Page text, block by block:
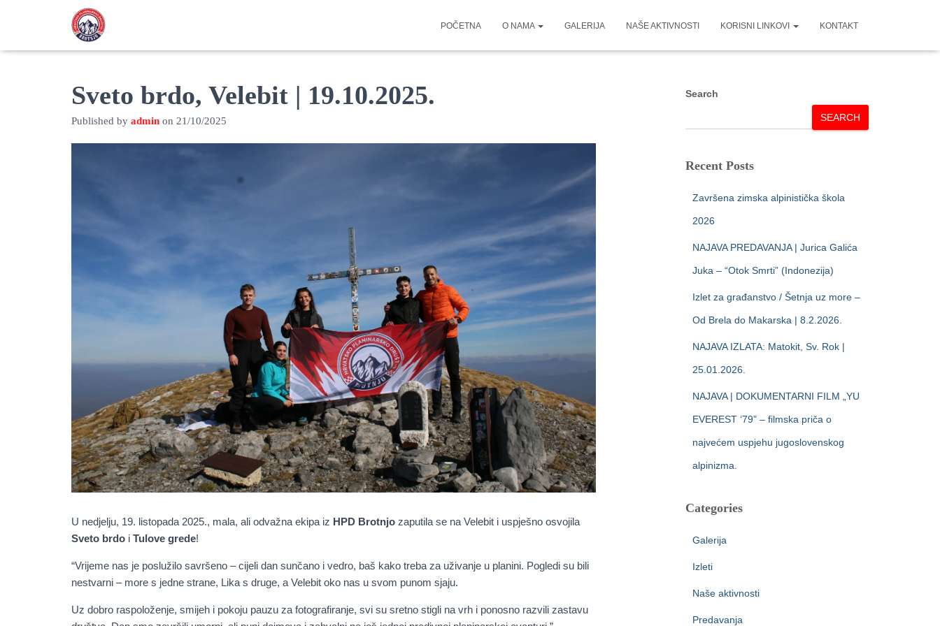
POČETNA O NAMA GALERIJA NAŠE AKTIVNOSTI KORISNI LINKOVI KONTAKT
Sveto brdo, Velebit | 19.10.2025.
Published by admin on 21/10/2025
U nedjelju, 19. listopada 2025., mala, ali odvažna ekipa iz HPD Brotnjo zaputila se na Velebit i uspješno osvojila
Sveto brdo i Tulove grede!
“Vrijeme nas je poslužilo savršeno – cijeli dan sunčano i vedro, baš kako treba za uživanje u planini. Pogledi su bili
nestvarni – more s jedne strane, Lika s druge, a Velebit oko nas u svom punom sjaju.
Uz dobro raspoloženje, smijeh i pokoju pauzu za fotografiranje, svi su sretno stigli na vrh i ponosno razvili zastavu
Search
SEARCH
Recent Posts
Završena zimska alpinistička škola
2026
NAJAVA PREDAVANJA | Jurica Galića
Juka – “Otok Smrti” (Indonezija)
Izlet za građanstvo / Šetnja uz more –
Od Brela do Makarska | 8.2.2026.
NAJAVA IZLATA: Matokit, Sv. Rok |
25.01.2026.
NAJAVA | DOKUMENTARNI FILM „YU
EVEREST ‘79” – filmska priča o
najvećem uspjehu jugoslovenskog
alpinizma.
Categories
Galerija
Izleti
Naše aktivnosti
Predavanja